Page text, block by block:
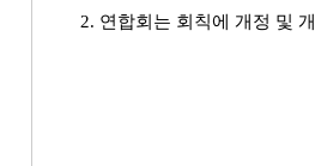
2. 연합회는 회칙에 개정 및